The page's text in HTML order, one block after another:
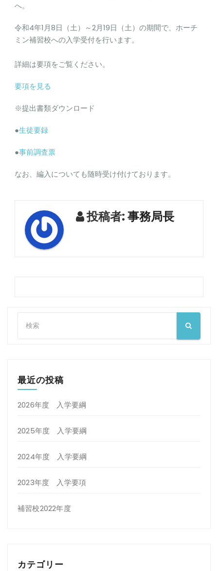
へ。
令和4年1月8日（土）～2月19日（土）の期間で、ホーチ
ミン補習校への入学受付を行います。
詳細は要項をご覧ください。
要項を見る
※提出書類ダウンロード
●生徒要録
●事前調査票
なお、編入についても随時受け付けております。
投稿者:事務局長
最近の投稿
2026年度 入学要綱
2025年度 入学要綱
2024年度 入学要綱
2023年度 入学要項
補習校2022年度
カテゴリー